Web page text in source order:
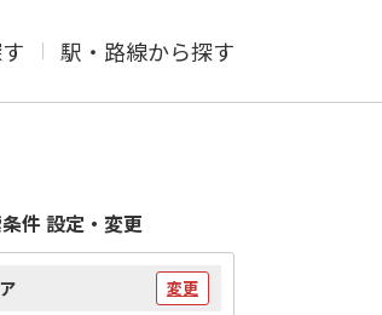
駅・路線から探す
件 設定・変更
変更